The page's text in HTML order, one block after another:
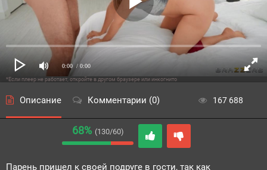
0:00 / 0:00
*Если плеер не работает, откройте в другом браузере или инкогнито
Описание Комментарии (0)
68% (130/60)
167 688
Парень пришел к своей подруге в гости, так как